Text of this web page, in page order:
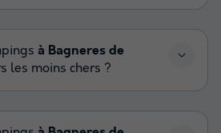
à Bagneres de
les moins chers ?